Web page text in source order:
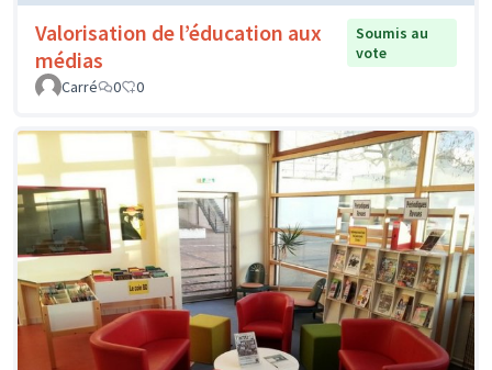
Valorisation de l’éducation aux
médias
Soumis au
vote
Carré
0 0